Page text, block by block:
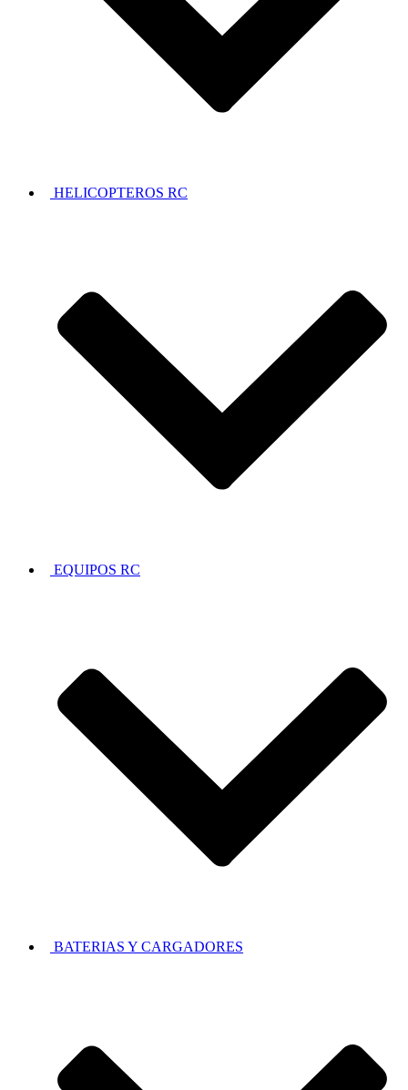
HELICOPTEROS RC
EQUIPOS RC
BATERIAS Y CARGADORES